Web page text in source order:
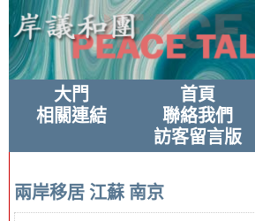
大門 首頁
相關連結
聯絡我們
訪客留言版
兩岸移居 江蘇 南京